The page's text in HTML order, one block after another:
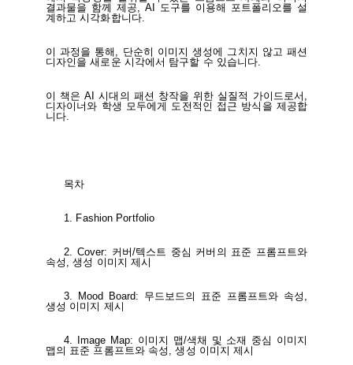
결과물을 함께 제공, AI 도구를 이용해 포트폴리오를 설
계하고 시각화합니다.
이 과정을 통해, 단순히 이미지 생성에 그치지 않고 패션
디자인을 새로운 시각에서 탐구할 수 있습니다.
이 책은 AI 시대의 패션 창작을 위한 실질적 가이드로서,
디자이너와 학생 모두에게 도전적인 접근 방식을 제공합
니다.
목차
1. Fashion Portfolio
2. Cover: 커버/텍스트 중심 커버의 표준 프롬프트와
속성, 생성 이미지 제시
3. Mood Board: 무드보드의 표준 프롬프트와 속성,
생성 이미지 제시
4. Image Map: 이미지 맵/색채 및 소재 중심 이미지
맵의 표준 프롬프트와 속성,생성 이미지 제시